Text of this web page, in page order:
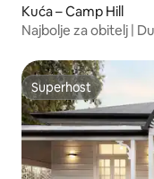
Kuća – Camp Hill
Najbolje za obitelj |
Superhost
Superhost